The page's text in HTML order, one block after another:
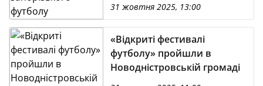
31 жовтня 2025, 13:00
«Відкриті фестивалі
футболу» пройшли в
Новодністровській громаді